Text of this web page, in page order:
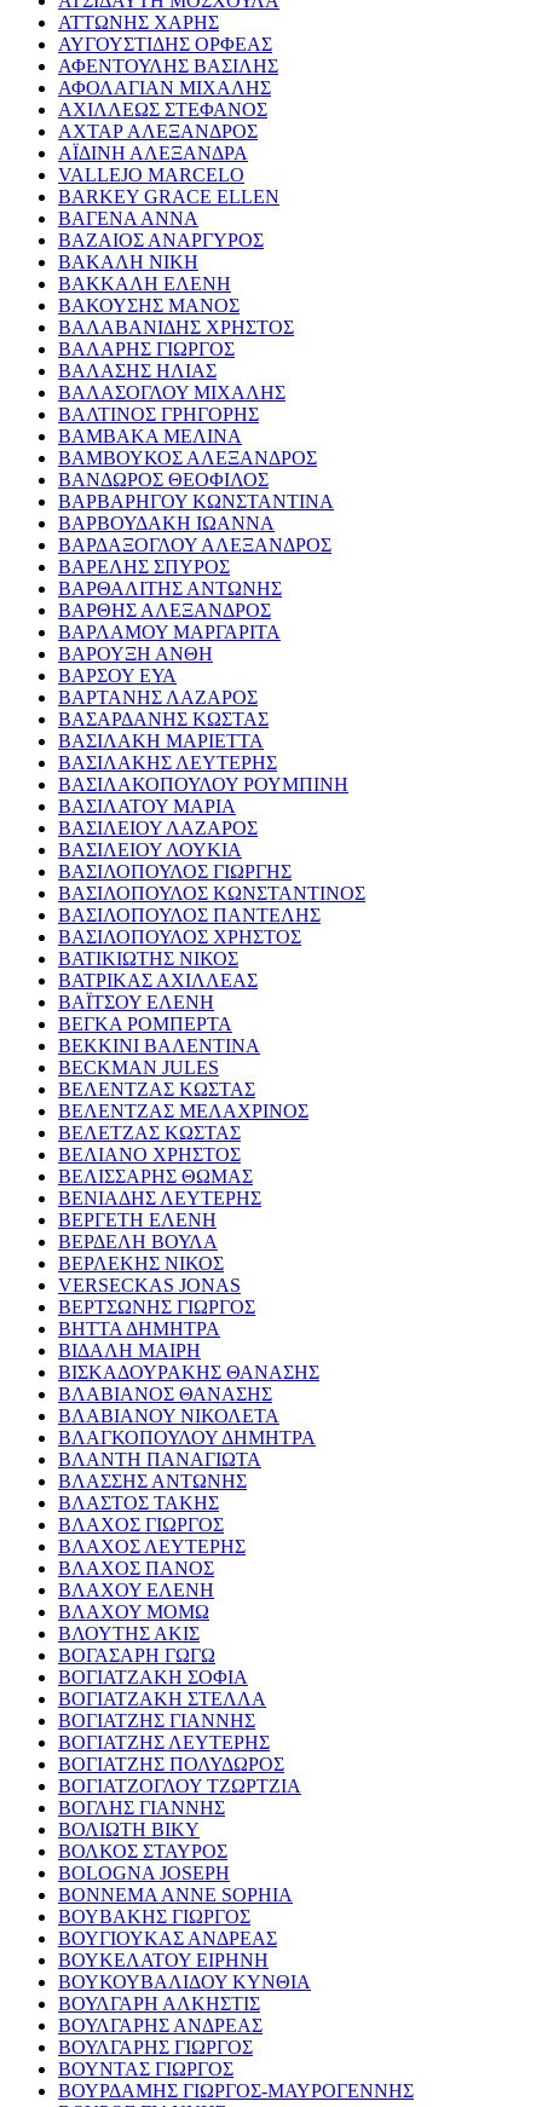
ΑΤΤΩΝΗΣ ΧΑΡΗΣ
ΑΥΓΟΥΣΤΙΔΗΣ ΟΡΦΕΑΣ
ΑΦΕΝΤΟΥΛΗΣ ΒΑΣΙΛΗΣ
ΑΦΟΛΑΓΙΑΝ ΜΙΧΑΛΗΣ
ΑΧΙΛΛΕΩΣ ΣΤΕΦΑΝΟΣ
ΑΧΤΑΡ ΑΛΕΞΑΝΔΡΟΣ
ΑΪΔΙΝΗ ΑΛΕΞΑΝΔΡΑ
VALLEJO MARCELO
BARKEY GRACE ELLEN
ΒΑΓΕΝΑ ΑΝΝΑ
ΒΑΖΑΙΟΣ ΑΝΑΡΓΥΡΟΣ
ΒΑΚΑΛΗ ΝΙΚΗ
ΒΑΚΚΑΛΗ ΕΛΕΝΗ
ΒΑΚΟΥΣΗΣ ΜΑΝΟΣ
ΒΑΛΑΒΑΝΙΔΗΣ ΧΡΗΣΤΟΣ
ΒΑΛΑΡΗΣ ΓΙΩΡΓΟΣ
ΒΑΛΑΣΗΣ ΗΛΙΑΣ
ΒΑΛΑΣΟΓΛΟΥ ΜΙΧΑΛΗΣ
ΒΑΛΤΙΝΟΣ ΓΡΗΓΟΡΗΣ
ΒΑΜΒΑΚΑ ΜΕΛΙΝΑ
ΒΑΜΒΟΥΚΟΣ ΑΛΕΞΑΝΔΡΟΣ
ΒΑΝΔΩΡΟΣ ΘΕΟΦΙΛΟΣ
ΒΑΡΒΑΡΗΓΟΥ ΚΩΝΣΤΑΝΤΙΝΑ
ΒΑΡΒΟΥΔΑΚΗ ΙΩΑΝΝΑ
ΒΑΡΔΑΞΟΓΛΟΥ ΑΛΕΞΑΝΔΡΟΣ
ΒΑΡΕΛΗΣ ΣΠΥΡΟΣ
ΒΑΡΘΑΛΙΤΗΣ ΑΝΤΩΝΗΣ
ΒΑΡΘΗΣ ΑΛΕΞΑΝΔΡΟΣ
ΒΑΡΛΑΜΟΥ ΜΑΡΓΑΡΙΤΑ
ΒΑΡΟΥΞΗ ΑΝΘΗ
ΒΑΡΣΟΥ ΕΥΑ
ΒΑΡΤΑΝΗΣ ΛΑΖΑΡΟΣ
ΒΑΣΑΡΔΑΝΗΣ ΚΩΣΤΑΣ
ΒΑΣΙΛΑΚΗ ΜΑΡΙΕΤΤΑ
ΒΑΣΙΛΑΚΗΣ ΛΕΥΤΕΡΗΣ
ΒΑΣΙΛΑΚΟΠΟΥΛΟΥ ΡΟΥΜΠΙΝΗ
ΒΑΣΙΛΑΤΟΥ ΜΑΡΙΑ
ΒΑΣΙΛΕΙΟΥ ΛΑΖΑΡΟΣ
ΒΑΣΙΛΕΙΟΥ ΛΟΥΚΙΑ
ΒΑΣΙΛΟΠΟΥΛΟΣ ΓΙΩΡΓΗΣ
ΒΑΣΙΛΟΠΟΥΛΟΣ ΚΩΝΣΤΑΝΤΙΝΟΣ
ΒΑΣΙΛΟΠΟΥΛΟΣ ΠΑΝΤΕΛΗΣ
ΒΑΣΙΛΟΠΟΥΛΟΣ ΧΡΗΣΤΟΣ
ΒΑΤΙΚΙΩΤΗΣ ΝΙΚΟΣ
ΒΑΤΡΙΚΑΣ ΑΧΙΛΛΕΑΣ
ΒΑΪΤΣΟΥ ΕΛΕΝΗ
ΒΕΓΚΑ ΡΟΜΠΕΡΤΑ
ΒΕΚΚΙΝΙ ΒΑΛΕΝΤΙΝΑ
BECKMAN JULES
ΒΕΛΕΝΤΖΑΣ ΚΩΣΤΑΣ
ΒΕΛΕΝΤΖΑΣ ΜΕΛΑΧΡΙΝΟΣ
ΒΕΛΕΤΖΑΣ ΚΩΣΤΑΣ
ΒΕΛΙΑΝΟ ΧΡΗΣΤΟΣ
ΒΕΛΙΣΣΑΡΗΣ ΘΩΜΑΣ
ΒΕΝΙΑΔΗΣ ΛΕΥΤΕΡΗΣ
ΒΕΡΓΕΤΗ ΕΛΕΝΗ
ΒΕΡΔΕΛΗ ΒΟΥΛΑ
ΒΕΡΛΕΚΗΣ ΝΙΚΟΣ
VERSECKAS JONAS
ΒΕΡΤΣΩΝΗΣ ΓΙΩΡΓΟΣ
ΒΗΤΤΑ ΔΗΜΗΤΡΑ
ΒΙΔΑΛΗ ΜΑΙΡΗ
ΒΙΣΚΑΔΟΥΡΑΚΗΣ ΘΑΝΑΣΗΣ
ΒΛΑΒΙΑΝΟΣ ΘΑΝΑΣΗΣ
ΒΛΑΒΙΑΝΟΥ ΝΙΚΟΛΕΤΑ
ΒΛΑΓΚΟΠΟΥΛΟΥ ΔΗΜΗΤΡΑ
ΒΛΑΝΤΗ ΠΑΝΑΓΙΩΤΑ
ΒΛΑΣΣΗΣ ΑΝΤΩΝΗΣ
ΒΛΑΣΤΟΣ ΤΑΚΗΣ
ΒΛΑΧΟΣ ΓΙΩΡΓΟΣ
ΒΛΑΧΟΣ ΛΕΥΤΕΡΗΣ
ΒΛΑΧΟΣ ΠΑΝΟΣ
ΒΛΑΧΟΥ ΕΛΕΝΗ
ΒΛΑΧΟΥ ΜΟΜΩ
ΒΛΟΥΤΗΣ ΑΚΙΣ
ΒΟΓΑΣΑΡΗ ΓΩΓΩ
ΒΟΓΙΑΤΖΑΚΗ ΣΟΦΙΑ
ΒΟΓΙΑΤΖΑΚΗ ΣΤΕΛΛΑ
ΒΟΓΙΑΤΖΗΣ ΓΙΑΝΝΗΣ
ΒΟΓΙΑΤΖΗΣ ΛΕΥΤΕΡΗΣ
ΒΟΓΙΑΤΖΗΣ ΠΟΛΥΔΩΡΟΣ
ΒΟΓΙΑΤΖΟΓΛΟΥ ΤΖΩΡΤΖΙΑ
ΒΟΓΛΗΣ ΓΙΑΝΝΗΣ
ΒΟΛΙΩΤΗ ΒΙΚΥ
ΒΟΛΚΟΣ ΣΤΑΥΡΟΣ
BOLOGNA JOSEPH
BONNEMA ANNE SOPHIA
ΒΟΥΒΑΚΗΣ ΓΙΩΡΓΟΣ
ΒΟΥΓΙΟΥΚΑΣ ΑΝΔΡΕΑΣ
ΒΟΥΚΕΛΑΤΟΥ ΕΙΡΗΝΗ
ΒΟΥΚΟΥΒΑΛΙΔΟΥ ΚΥΝΘΙΑ
ΒΟΥΛΓΑΡΗ ΑΛΚΗΣΤΙΣ
ΒΟΥΛΓΑΡΗΣ ΑΝΔΡΕΑΣ
ΒΟΥΛΓΑΡΗΣ ΓΙΩΡΓΟΣ
ΒΟΥΝΤΑΣ ΓΙΩΡΓΟΣ
ΒΟΥΡΔΑΜΗΣ ΓΙΩΡΓΟΣ-ΜΑΥΡΟΓΕΝΝΗΣ